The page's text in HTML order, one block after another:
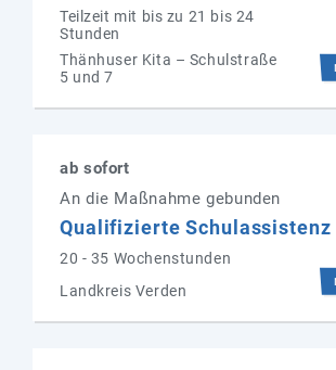
Teilzeit mit bis zu 21 bis 24
Stunden
Thänhuser Kita – Schulstraße
5 und 7
ab sofort
An die Maßnahme gebunden
Qualifizierte
20 - 35 Wochenstunden
Landkreis Verden